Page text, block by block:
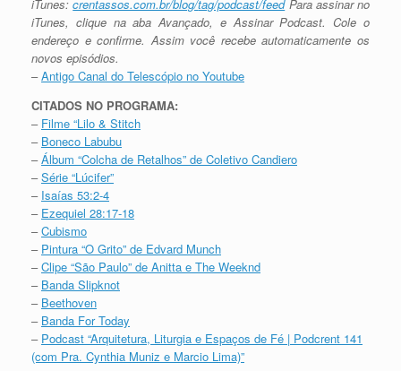
iTunes:crentassos.com.br/blog/tag/podcast/feedPara assinar no
iTunes, clique na aba Avançado, e Assinar Podcast. Cole o
endereço e confirme. Assim você recebe automaticamente os
novos episódios.
–Antigo Canal do Telescópio no Youtube
CITADOS NO PROGRAMA:
– Filme “Lilo & Stitch
– Boneco Labubu
–Álbum “Colcha de Retalhos” de Coletivo Candiero
–Série “Lúcifer”
– Isaías 53:2-4
– Ezequiel 28:17-18
–Cubismo
– Pintura “O Grito” de Edvard Munch
–Clipe “São Paulo” de Anitta e The Weeknd
– Banda Slipknot
– Beethoven
– Banda For Today
– Podcast “Arquitetura, Liturgia e Espaços de Fé | Podcrent 141
(com Pra. Cynthia Muniz e Marcio Lima)”